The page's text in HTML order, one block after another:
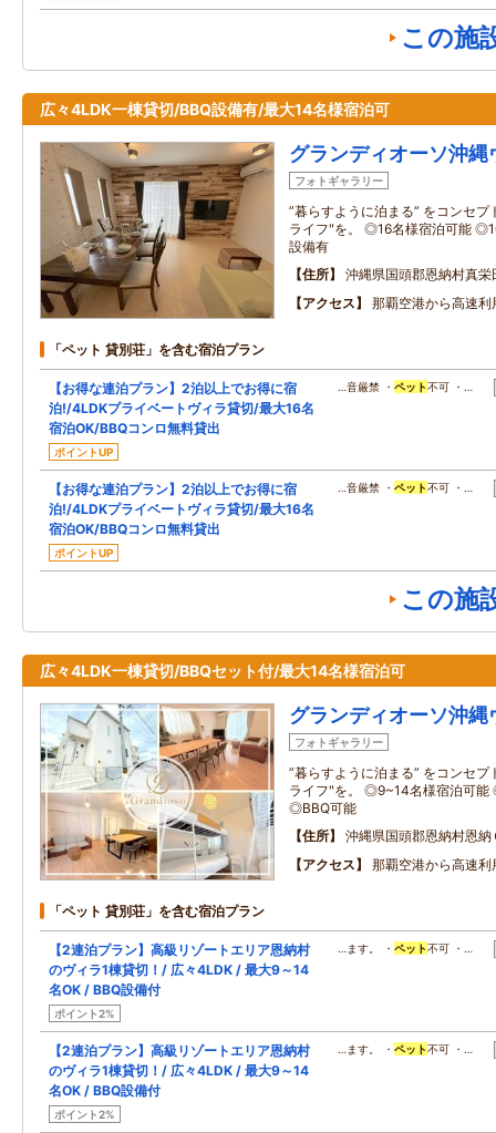
この施
広々4LDK一棟貸切/BBQ設備有/最大14名様宿泊可
グランディオーソ沖
フォトギャラリー
”暮らすように泊まる” をコンセ
ライフ"を。 ◎16名様宿泊可能
設備有
住所
沖縄県国頭郡恩納村真栄
アクセス
那覇空港から高速
「ペット 貸別荘」を含む宿泊プラン
【お得な連泊プラン】2泊以上でお得に宿
泊!/4LDKプライベートヴィラ貸切/最大16名
宿泊OK/BBQコンロ無料貸出
ポイントUP
…音厳禁 ・ ペット不可 ・…
【お得な連泊プラン】2泊以上でお得に宿
泊!/4LDKプライベートヴィラ貸切/最大16名
宿泊OK/BBQコンロ無料貸出
ポイントUP
…音厳禁 ・ ペット不可 ・…
この施
広々4LDK一棟貸切/BBQセット付/最大14名様宿泊可
グランディオーソ沖
フォトギャラリー
”暮らすように泊まる” をコンセ
ライフ"を。 ◎9~14名様宿泊可
◎BBQ可能
住所
沖縄県国頭郡恩納村恩納
アクセス
那覇空港から高速
「ペット 貸別荘」を含む宿泊プラン
【2連泊プラン】高級リゾートエリア恩納村
のヴィラ1棟貸切！/ 広々4LDK / 最大9～14
名OK / BBQ設備付
ポイント2%
…ます。 ・ ペット不可 ・…
【2連泊プラン】高級リゾートエリア恩納村
のヴィラ1棟貸切！/ 広々4LDK / 最大9～14
名OK / BBQ設備付
ポイント2%
…ます。 ・ ペット不可 ・…